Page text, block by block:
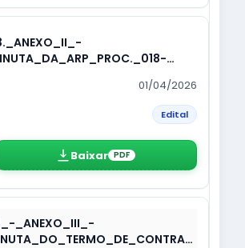
01/04/2026
Edital
Baixar PDF
_ANEXO_III_-